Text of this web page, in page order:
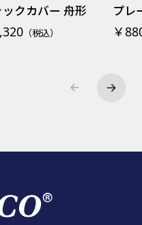
ックカバー 舟形
（税込）
プレ
￥